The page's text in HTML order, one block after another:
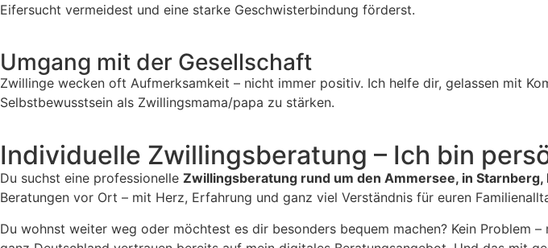
Eifersucht vermeidest und eine starke Geschwisterbindung förderst.
Umgang mit der Gesellschaft
Zwillinge wecken oft Aufmerksamkeit – nicht immer positiv. Ich helfe dir, gelassen mit
Selbstbewusstsein als Zwillingsmama/papa zu stärken.
Individuelle Zwillingsberatung – Ich bin
Du suchst eine professionelle Zwillingsberatung rund um den Ammersee, in
Beratungen vor Ort – mit Herz, Erfahrung und ganz viel Verständnis für euren
Du wohnst weiter weg oder möchtest es dir besonders bequem machen? Kein Problem